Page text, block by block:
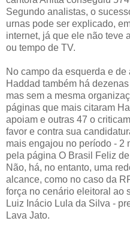
Segundo analistas, o
urnas pode ser explicado,
internet, já que ele não teve
ou tempo de TV.
No campo da esquerda e
Haddad também há
mas sem a mesma
páginas que mais citaram
apoiam e outras 47 o
favor e contra sua
mais engajou no período - 2
pela página O Brasil Feliz
Não, há, no entanto, uma
alcance, como no caso da
força no cenário eleitoral ao
Luiz Inácio Lula da Silva -
Lava Jato.